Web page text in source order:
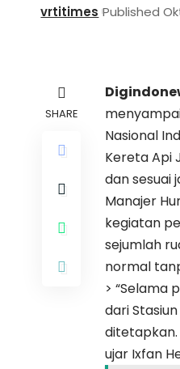
vrtitimes Published
SHARE
Nasional
Kereta Api
dan sesuai
Manajer
kegiatan
sejumlah
normal
> “Selama
dari
ditetapkan.
ujar Ixfan